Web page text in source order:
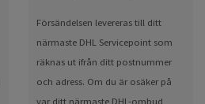
Försändelsen levereras till ditt
närmaste DHL Servicepoint som
räknas ut ifrån ditt postnummer
och adress. Om du är osäker på
var ditt närmaste DHL-ombud